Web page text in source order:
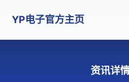
YP电子官方主页
资讯详